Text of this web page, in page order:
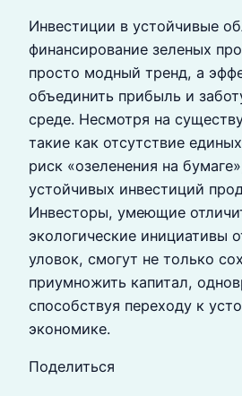
Инвестиции в устойчивые
финансирование зеленых
просто модный тренд, а
объединить прибыль и
среде. Несмотря на
такие как отсутствие
риск «озеленения на
устойчивых инвестиций
Инвесторы, умеющие
экологические инициативы
уловок, смогут не только
приумножить капитал,
способствуя переходу к
экономике.
Поделиться